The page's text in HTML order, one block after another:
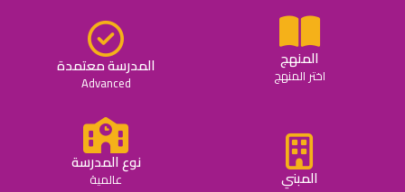
المنهج
اختر المنهج المدرسة معتمدة
Advanced
المبني
نوع المدرسة
عالمية